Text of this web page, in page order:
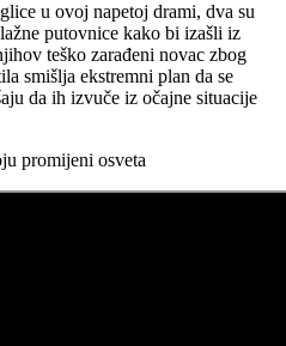
u ovoj napetoj drami, dva su
putovnice kako bi izašli iz
teško zarađeni novac zbog
smišlja ekstremni plan da se
da ih izvuče iz očajne situacije
promijeni osveta